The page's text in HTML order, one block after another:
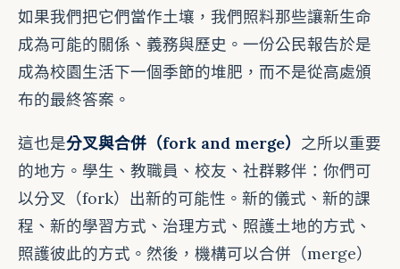
如果我們把它們當作土壤，我們照料那些讓新生命
成為可能的關係、義務與歷史。一份公民報告於是
成為校園生活下一個季節的堆肥，而不是從高處頒
布的最終答案。
這也是分叉與合併（fork and merge） 之所以重要
的地方。學生、教職員、校友、社群夥伴：你們可
以分叉（fork）出新的可能性。新的儀式、新的課
程、新的學習方式、治理方式、照護土地的方式、
照護彼此的方式。然後，機構可以合併（merge）